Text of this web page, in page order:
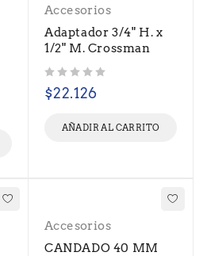
Accesorios
Adaptador 3/4" H. x
1/2" M. Crossman
$22.126
AÑADIR AL CARRITO
Accesorios
CANDADO 40 MM